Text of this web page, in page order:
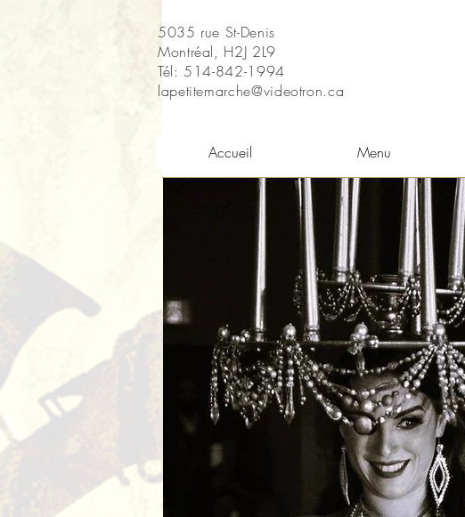
5035 rue St-Denis
Montréal, H2J 2L9
Tél: 514-842-1994
lapetitemarche@videotron.ca
Accueil Menu